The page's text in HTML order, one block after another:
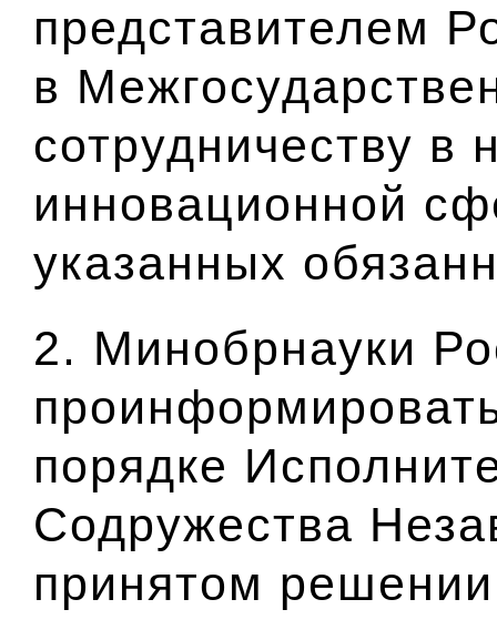
представителем
в
сотрудничеству в
инновационной
указанных
2. Минобрнауки
порядке
Содружества
принятом